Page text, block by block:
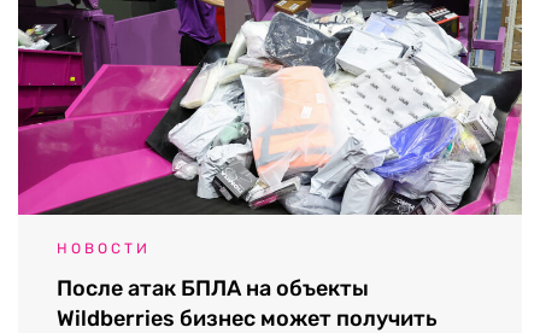
НОВОСТИ
После атак БПЛА на объекты
Wildberries бизнес может получить